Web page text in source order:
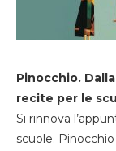
Pinocchio.
recite per le
Si rinnova
scuole.